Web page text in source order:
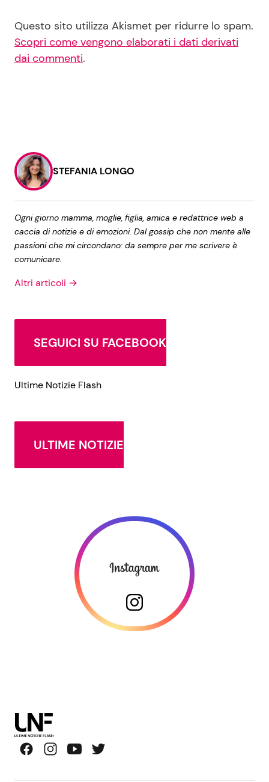
Questo sito utilizza Akismet per ridurre lo spam.
Scopri come vengono elaborati i dati derivati
dai commenti.
STEFANIA LONGO
Ogni giorno mamma, moglie, figlia, amica e redattrice web a
caccia di notizie e di emozioni. Dal gossip che non mente alle
passioni che mi circondano: da sempre per me scrivere è
comunicare.
Altri articoli →
SEGUICI SU FACEBOOK
Ultime Notizie Flash
ULTIME NOTIZIE